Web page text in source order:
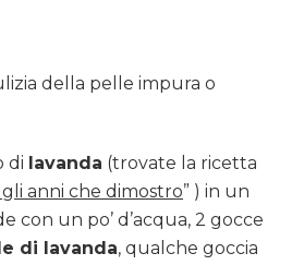
della pelle impura o
di lavanda (trovate la ricetta
gli anni che dimostro” ) in un
con un po’ d’acqua, 2 gocce
di lavanda, qualche goccia